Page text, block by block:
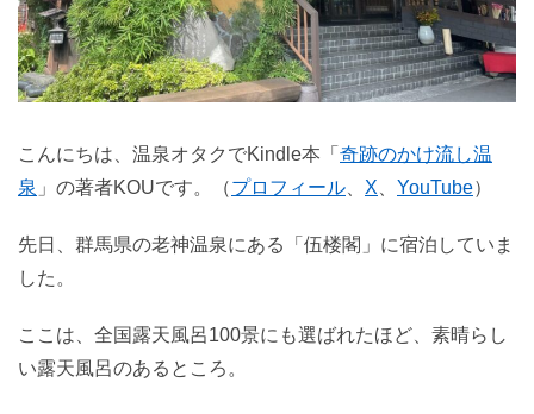
こんにちは、温泉オタクでKindle本「 奇跡のかけ流し温
泉 」の著者KOUです。（プロフィール X YouTube）
先日、群馬県の老神温泉にある「伍楼閣」に宿泊していま
した。
ここは、全国露天風呂100景にも選ばれたほど、素晴らし
い露天風呂のあるところ。